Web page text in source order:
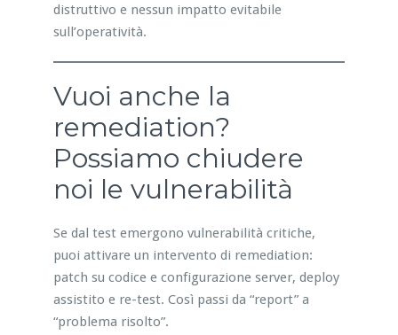
distruttivo e nessun impatto evitabile
sull’operatività.
Vuoi anche la
remediation?
Possiamo chiudere
noi le vulnerabilità
Se dal test emergono vulnerabilità critiche,
puoi attivare un intervento di remediation:
patch su codice e configurazione server, deploy
assistito e re-test. Così passi da “report” a
“problema risolto”.